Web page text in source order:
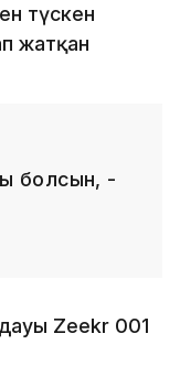
түскен
жатқан
болсын, -
Zeekr 001